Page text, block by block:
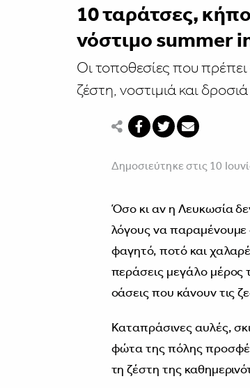
10 ταράτσες,
νόστιμο summer
Οι τοποθεσίες που
ζέστη, νοστιμιά και δροσιά
Δημοσιεύτηκε στις 10
Όσο κι αν η Λευκωσία
λόγους να
φαγητό, ποτό και
περάσεις μεγάλο μέρος
οάσεις που κάνουν τις
Καταπράσινες αυλές,
φώτα της πόλης
τη ζέστη της